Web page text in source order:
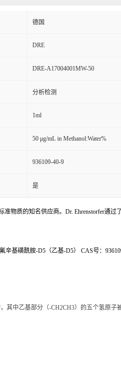
德国
DRE
DRE-A17004001MW-50
分析检测
1ml
50 μg/mL in Methanol:Water%
936109-40-9
是
准物质的知名供应商。Dr. Ehrenstorfer通
辛基磺酰胺-D5（乙基-D5） CAS号：
其中乙基部分（-CH2CH3）的五个氢原子